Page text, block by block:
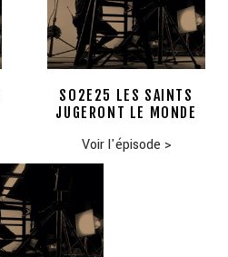
S02E25 LES SAINTS
JUGERONT LE MONDE
Voir l'épisode >